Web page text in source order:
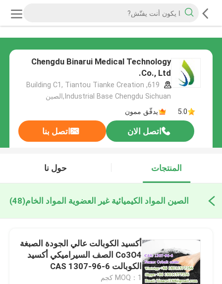
Chengdu Binarui Medical Technology
Co., Ltd.
619, Building C1, Tiantou Tianke Creation
Industrial Base Chengdu Sichuan,الصين
5.0
يدقّق ممون
اتصل الان اتصل بنا
المنتجات حول نا
الصين المواد الكيميائية غير العضوية المواد الخام(48)
أكسيد الكوبالت عالي الجودة الصبغة
Co3O4 الصف السيراميكي أكسيد
الكوبالت CAS 1307-96-6
MOQ：1 كجم